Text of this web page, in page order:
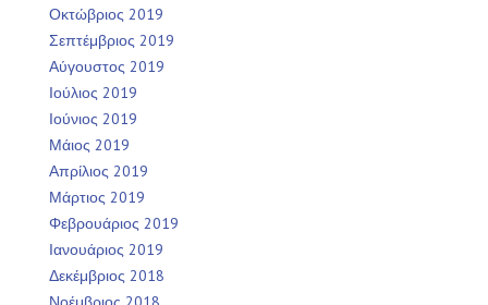
Οκτώβριος 2019
Σεπτέμβριος 2019
Αύγουστος 2019
Ιούλιος 2019
Ιούνιος 2019
Μάιος 2019
Απρίλιος 2019
Μάρτιος 2019
Φεβρουάριος 2019
Ιανουάριος 2019
Δεκέμβριος 2018